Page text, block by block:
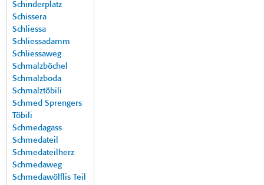
Schinderplatz
Schissera
Schliessa
Schliessadamm
Schliessaweg
Schmalzböchel
Schmalzboda
Schmalztöbili
Schmed Sprengers
Töbili
Schmedagass
Schmedateil
Schmedateilherz
Schmedaweg
Schmedawölflis Teil